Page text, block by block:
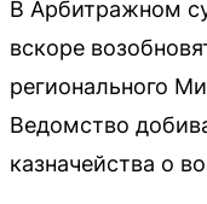
В Арбитражном
вскоре
регионального
Ведомство
казначейства о